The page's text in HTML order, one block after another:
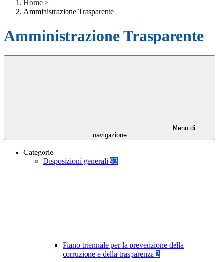
Home >
Amministrazione Trasparente
Amministrazione Trasparente
Menu di
navigazione
Categorie
Disposizioni generali 93
Piano triennale per la prevenzione della
corruzione e della trasparenza 2